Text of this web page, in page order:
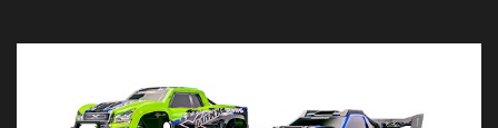
qui font de cette machine bien plus qu'un simple bolide. Un Modèle,
Deux Philosophies : Le Choix Entre "Prêt à Rouler" et "À